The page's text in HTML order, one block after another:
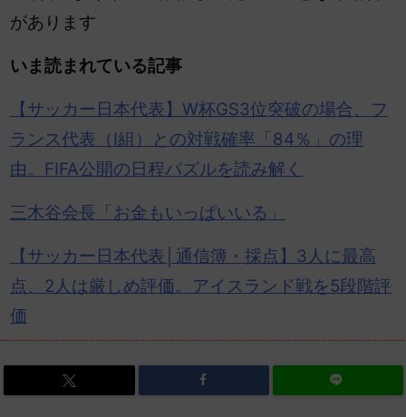
があります
いま読まれている記事
【サッカー 日本代表】W杯GS3位突破の場合、フ
ランス代表（I組）との対戦確率「84％」の理
由。FIFA公開の日程パズルを読み解く
三木谷会長「お金もいっぱいいる」
【サッカー日本代表│通信簿・ 採点 】3人に最高
点、2人は厳しめ評価。アイスランド戦を5段階評
価